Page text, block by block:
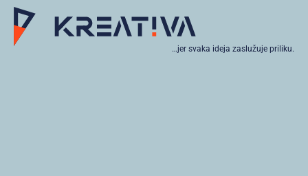
…jer svaka ideja zaslužuje priliku.